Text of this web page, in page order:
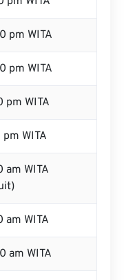
pm WITA
pm WITA
pm WITA
pm WITA
am WITA
am WITA
am WITA